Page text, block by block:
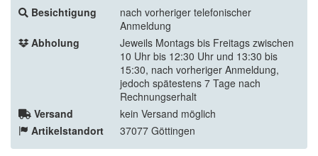
Besichtigung
nach vorheriger telefonischer
Anmeldung
Abholung
Jeweils Montags bis Freitags zwischen
10 Uhr bis 12:30 Uhr und 13:30 bis
15:30, nach vorheriger Anmeldung,
jedoch spätestens 7 Tage nach
Rechnungserhalt
Versand
kein Versand möglich
Artikelstandort
37077 Göttingen